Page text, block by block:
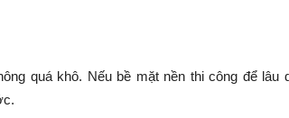
quá khô. Nếu bề mặt nền thi công để